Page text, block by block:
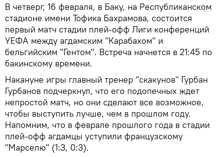
В четверг, 16 февраля, в Баку, на Республиканском
стадионе имени Тофика Бахрамова, состоится
первый матч стадии плей-офф Лиги конференций
УЕФА между агдамским "Карабахом" и
бельгийским "Гентом". Встреча начнется в 21:45 по
бакинскому времени.
Накануне игры главный тренер "скакунов" Гурбан
Гурбанов подчеркнул, что его подопечных ждет
непростой матч, но они сделают все возможное,
чтобы выступить лучше, чем в прошлом году.
Напомним, что в феврале прошлого года в стадии
плей-офф агдамцы уступили французскому
"Марселю" (1:3, 0:3).